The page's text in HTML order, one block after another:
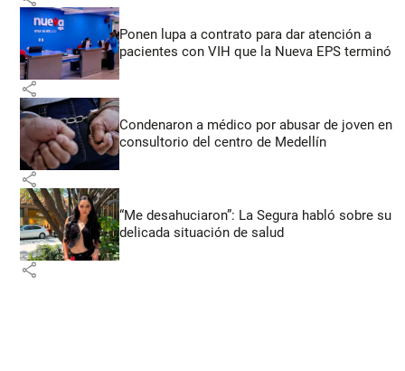
Ponen lupa a contrato para dar atención a
pacientes con VIH que la Nueva EPS terminó
share
Condenaron a médico por abusar de joven en
consultorio del centro de Medellín
share
“Me desahuciaron”: La Segura habló sobre su
delicada situación de salud
share